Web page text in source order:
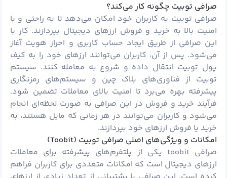
صرافی توبیت چگونه کار می‌کند؟
صرافی توبیت به کاربران خود امکان می‌دهد تا به راحتی و با
امنیت بالا به خرید و فروش ارزهای دیجیتال بپردازند. کار با
این صرافی از طریق ایجاد حساب کاربری و احراز هویت آغاز
می‌شود. پس از آن، کاربران می‌توانند ارزهای خود را به کیف
پول توبیت انتقال داده و شروع به معامله کنند. سیستم
توبیت از فناوری‌های بلاک چین و سیستم‌های رمزنگاری
پیشرفته بهره می‌برد تا امنیت بالای معاملات تضمین شود.
فرآیند خرید و فروش در این صرافی به صورت لحظه‌ای انجام
می‌شود و کاربران می‌توانند در هر زمانی که مایل هستند، به
خرید یا فروش ارزهای خود بپردازند.
امکانات و ویژگی‌های اصلی صرافی توبیت (Toobit)
صرافی toobit یکی از پلتفرم‌های پیشرفته برای معاملات
ارزهای دیجیتال است که امکانات متعددی برای کاربران فراهم